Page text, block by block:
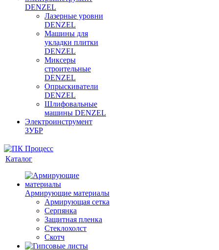
DENZEL
Лазерные уровни
DENZEL
Машины для
укладки плитки
DENZEL
Миксеры
строительные
DENZEL
Опрыскиватели
DENZEL
Шлифовальные
машины DENZEL
Электроинструмент
ЗУБР
Каталог
Армирующие материалы
Армирующая сетка
Серпянка
Защитная пленка
Стеклохолст
Скотч